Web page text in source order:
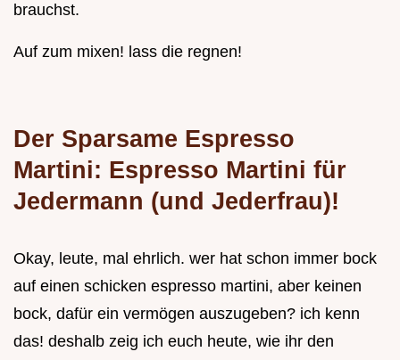
brauchst.
Auf zum mixen! lass die regnen!
Der Sparsame Espresso
Martini: Espresso Martini für
Jedermann (und Jederfrau)!
Okay, leute, mal ehrlich. wer hat schon immer bock
auf einen schicken espresso martini, aber keinen
bock, dafür ein vermögen auszugeben? ich kenn
das! deshalb zeig ich euch heute, wie ihr den